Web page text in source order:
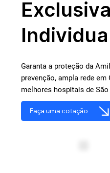
Garanta a proteção da
prevenção, ampla rede
melhores hospitais de São
Faça uma cotação